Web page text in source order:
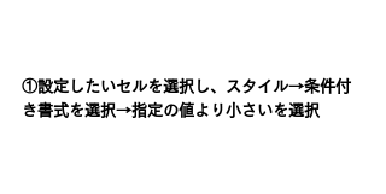
①設定したいセルを選択し、スタイル→条件付
き書式を選択→指定の値より小さいを選択